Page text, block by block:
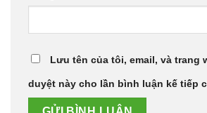
Lưu tên của tôi, email, và trang
duyệt này cho lần bình luận kế tiếp